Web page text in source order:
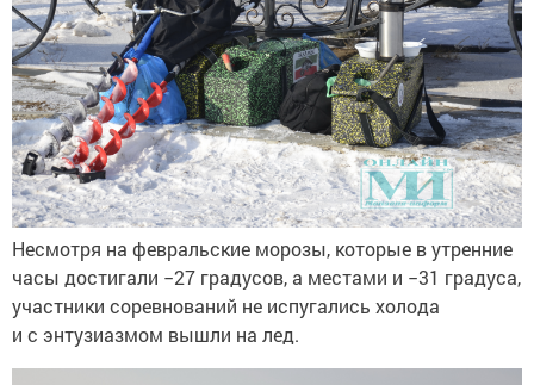
Несмотря на февральские морозы, которые в утренние
часы достигали −27 градусов, а местами и −31 градуса,
участники соревнований не испугались холода
и с энтузиазмом вышли на лед.